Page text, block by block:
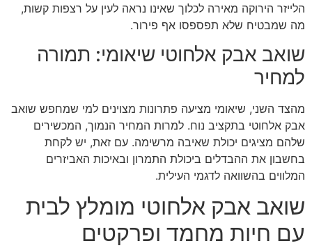
הלייזר הירוקה מאירה לכלוך שאינו נראה לעין על רצפות קשות,
מה שמבטיח שלא תפספסו אף פירור.
שואב אבק אלחוטי שיאומי: תמורה
למחיר
מהצד השני, שיאומי מציעה פתרונות מצוינים למי שמחפש שואב
אבק אלחוטי בתקציב נוח. למרות המחיר הנמוך, המכשירים
שלהם מציגים יכולת שאיבה מרשימה. עם זאת, יש לקחת
בחשבון את ההבדלים ביכולת התמרון ובאיכות האביזרים
המלווים בהשוואה לדגמי העילית.
שואב אבק אלחוטי מומלץ לבית
עם חיות מחמד ופרקטים